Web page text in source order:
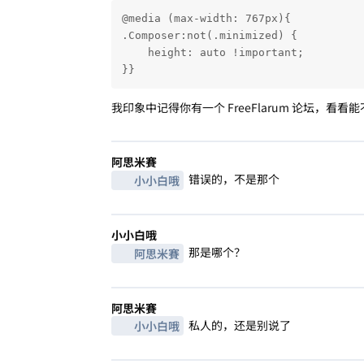
@media (max-width: 767px){
.Composer:not(.minimized) {
    height: auto !important;
}}
我印象中记得你有一个 FreeFlarum 论坛，看看能
阿思米賽
小小白哦 错误的，不是那个
小小白哦
阿思米賽 那是哪个？
阿思米賽
小小白哦 私人的，还是别说了